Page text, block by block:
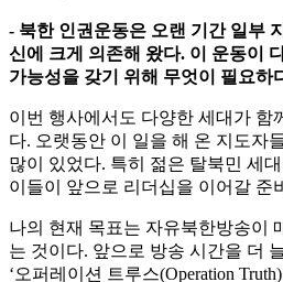
- 북한 인권운동은 오랜 기간 일부
신에 크게 의존해 왔다. 이 운동이
가능성을 갖기 위해 무엇이 필요하
이번 행사에서도 다양한 세대가 함
다. 오랫동안 이 일을 해 온 지도자
많이 있었다. 특히 젊은 탈북민 세
이들이 앞으로 리더십을 이어갈 준
나의 현재 목표는 자유북한방송이
는 것이다. 앞으로 방송 시간을 더
‘오퍼레이션 트루스(Operation